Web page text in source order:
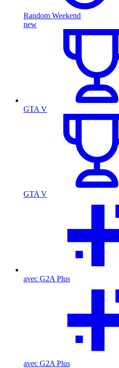
Random Weekend
new
GTA V
GTA V
avec G2A Plus
avec G2A Plus